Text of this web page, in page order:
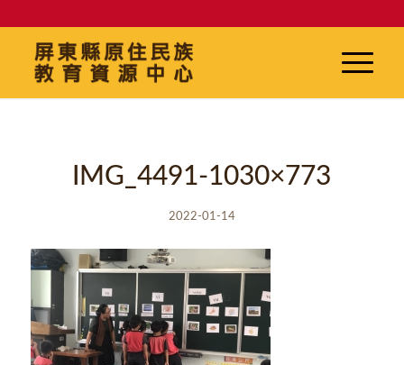
IMG_4491-1030×773
2022-01-14